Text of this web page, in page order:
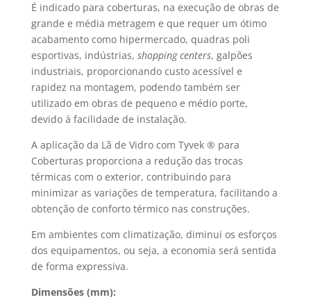
É indicado para coberturas, na execução de obras de
grande e média metragem e que requer um ótimo
acabamento como hipermercado, quadras poli
esportivas, indústrias, shopping centers, galpões
industriais, proporcionando custo acessível e
rapidez na montagem, podendo também ser
utilizado em obras de pequeno e médio porte,
devido á facilidade de instalação.
A aplicação da Lã de Vidro com Tyvek ® para
Coberturas proporciona a redução das trocas
térmicas com o exterior, contribuindo para
minimizar as variações de temperatura, facilitando a
obtenção de conforto térmico nas construções.
Em ambientes com climatização, diminui os esforços
dos equipamentos, ou seja, a economia será sentida
de forma expressiva.
Dimensões (mm):